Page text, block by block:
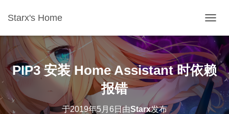
Starx's Home
PIP3 安装 Home Assistant 时依赖
报错
于2019年5月6日由Starx发布